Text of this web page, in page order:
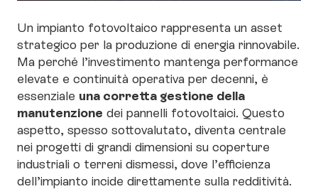
Un impianto fotovoltaico rappresenta un asset
strategico per la produzione di energia rinnovabile.
Ma perché l’investimento mantenga performance
elevate e continuità operativa per decenni, è
essenziale una corretta gestione della
manutenzione dei pannelli fotovoltaici. Questo
aspetto, spesso sottovalutato, diventa centrale
nei progetti di grandi dimensioni su coperture
industriali o terreni dismessi, dove l’efficienza
dell’impianto incide direttamente sulla redditività.